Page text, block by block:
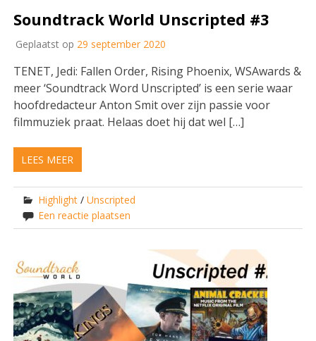
Soundtrack World Unscripted #3
Geplaatst op 29 september 2020
TENET, Jedi: Fallen Order, Rising Phoenix, WSAwards &
meer ‘Soundtrack Word Unscripted’ is een serie waar
hoofdredacteur Anton Smit over zijn passie voor
filmmuziek praat. Helaas doet hij dat wel […]
LEES MEER
Highlight /Unscripted
Een reactie plaatsen